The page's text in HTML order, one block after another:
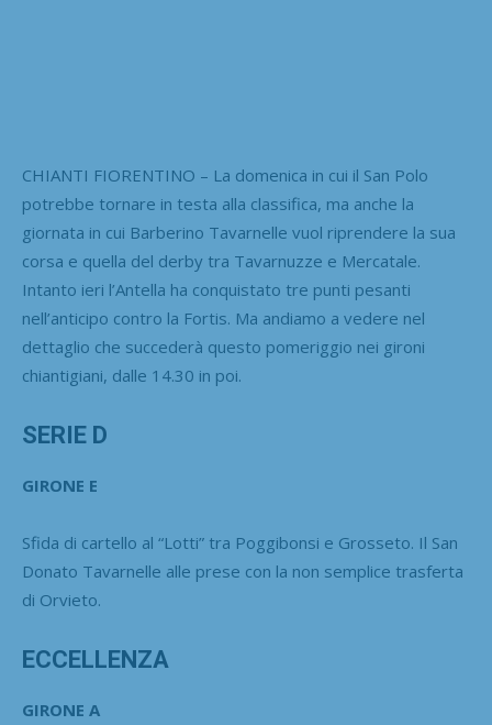
CHIANTI FIORENTINO – La domenica in cui il San Polo
potrebbe tornare in testa alla classifica, ma anche la
giornata in cui Barberino Tavarnelle vuol riprendere la sua
corsa e quella del derby tra Tavarnuzze e Mercatale.
Intanto ieri l’Antella ha conquistato tre punti pesanti
nell’anticipo contro la Fortis. Ma andiamo a vedere nel
dettaglio che succederà questo pomeriggio nei gironi
chiantigiani, dalle 14.30 in poi.
SERIE D
GIRONE E
Sfida di cartello al “Lotti” tra Poggibonsi e Grosseto. Il San
Donato Tavarnelle alle prese con la non semplice trasferta
di Orvieto.
ECCELLENZA
GIRONE A